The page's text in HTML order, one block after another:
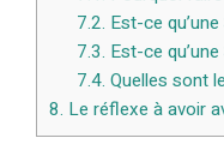
7.2. Est-ce
7.3. Est-ce
7.4. Quelles sont
8. Le réflexe à avoir